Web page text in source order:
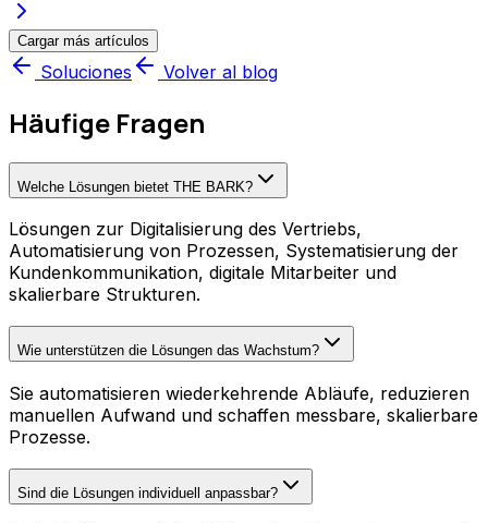
Cargar más artículos
Soluciones Volver al blog
Häufige Fragen
Welche Lösungen bietet THE BARK?
Lösungen zur Digitalisierung des Vertriebs,
Automatisierung von Prozessen, Systematisierung der
Kundenkommunikation, digitale Mitarbeiter und
skalierbare Strukturen.
Wie unterstützen die Lösungen das Wachstum?
Sie automatisieren wiederkehrende Abläufe, reduzieren
manuellen Aufwand und schaffen messbare, skalierbare
Prozesse.
Sind die Lösungen individuell anpassbar?